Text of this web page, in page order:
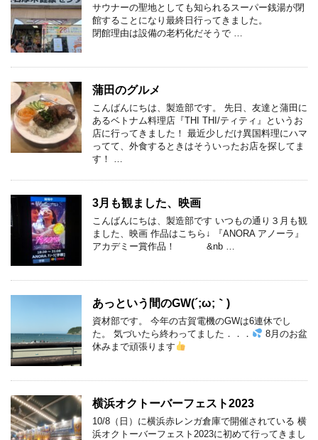
サウナーの聖地としても知られるスーパー銭湯が閉
館することになり最終日行ってきました。
閉館理由は設備の老朽化だそうで …
蒲田のグルメ
こんばんにちは、製造部です。 先日、友達と蒲田に
あるベトナム料理店『THI THI/ティティ』というお
店に行ってきました！ 最近少しだけ異国料理にハマ
ってて、外食するときはそういったお店を探してま
す！ …
3月も観ました、映画
こんばんにちは、製造部です いつもの通り３月も観
ました、映画 作品はこちら↓ 『ANORA アノーラ』
アカデミー賞作品！ &nb …
あっという間のGW(´;ω;｀)
資材部です。 今年の古賀電機のGWは6連休でし
た。 気づいたら終わってました．．．
8月のお盆
休みまで頑張ります
横浜オクトーバーフェスト2023
10/8（日）に横浜赤レンガ倉庫で開催されている 横
浜オクトーバーフェスト2023に初めて行ってきまし